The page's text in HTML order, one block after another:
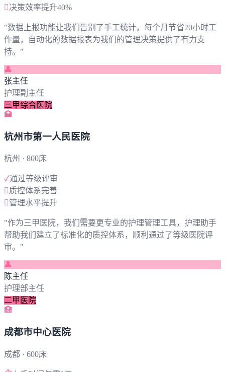
决策效率提升40%
"数据上报功能让我们告别了手工统计，每个月节省20小时工
作量，自动化的数据报表为我们的管理决策提供了有力支
持。 "
👤
张主任
护理副主任
三甲综合医院
🏥
杭州市第一人民医院
杭州 · 800床
✓通过等级评审
质控体系完善
管理水平提升
"作为三甲医院，我们需要更专业的护理管理工具，护理助手
帮助我们建立了标准化的质控体系，顺利通过了等级医院评
审。 "
👤
陈主任
护理部主任
二甲医院
🏥
成都市中心医院
成都 · 600床